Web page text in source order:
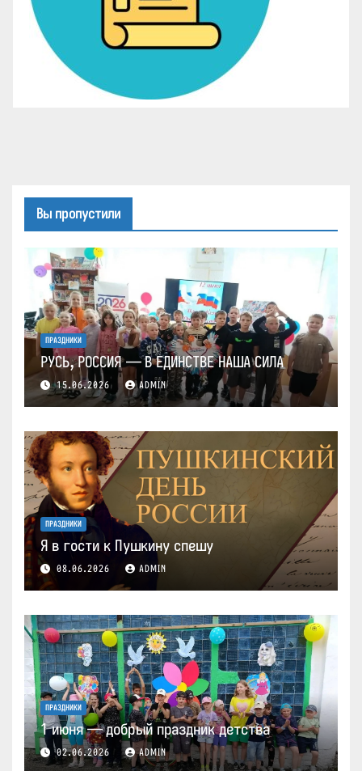
Вы пропустили
ПРАЗДНИКИ
РУСЬ, РОССИЯ — В ЕДИНСТВЕ НАША СИЛА
15.06.2026 ADMIN
ПРАЗДНИКИ
Я в гости к Пушкину спешу
08.06.2026 ADMIN
ПРАЗДНИКИ
1 июня — добрый праздник детства
02.06.2026 ADMIN